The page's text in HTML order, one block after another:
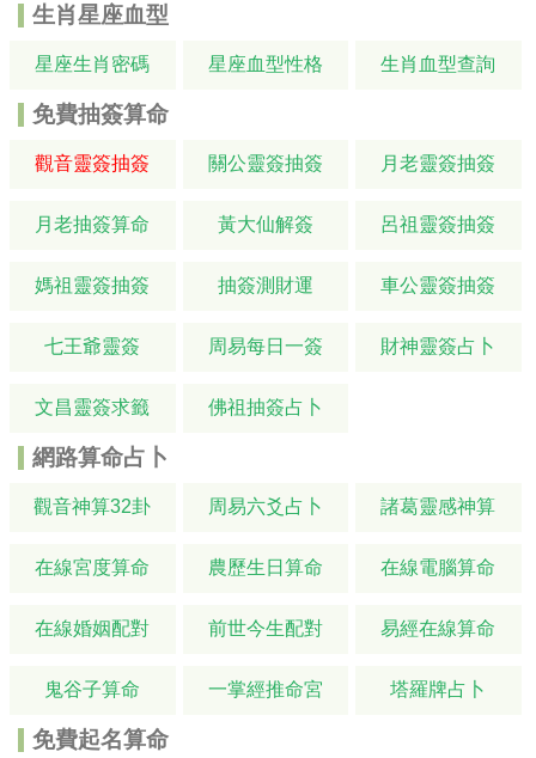
生肖星座血型
星座生肖密碼 星座血型性格 生肖血型查詢
免費抽簽算命
觀音靈簽抽簽 關公靈簽抽簽 月老靈簽抽簽
月老抽簽算命 黃大仙解簽 呂祖靈簽抽簽
媽祖靈簽抽簽 抽簽測財運 車公靈簽抽簽
七王爺靈簽 周易每日一簽 財神靈簽占卜
文昌靈簽求籤 佛祖抽簽占卜
網路算命占卜
觀音神算32卦 周易六爻占卜 諸葛靈感神算
在線宮度算命 農歷生日算命 在線電腦算命
在線婚姻配對 前世今生配對 易經在線算命
鬼谷子算命 一掌經推命宮 塔羅牌占卜
免費起名算命